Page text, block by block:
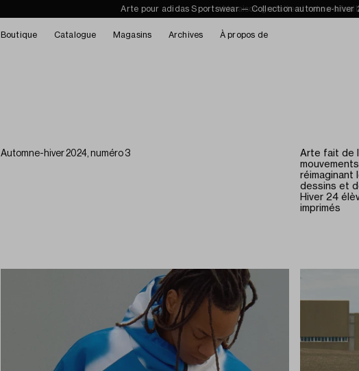
Arte pour adidas Sportswear — Collection automne-hiver
Livraison gratuite et retours
Boutique Catalogue Magasins Archives À propos de
Automne-hiver 2024, numéro 3
Arte fait de
réimaginant
dessins et
Hiver 24
imprimés